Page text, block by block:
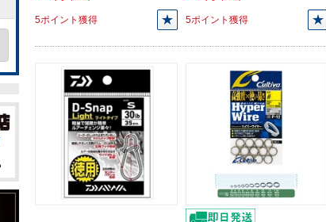
5ポイント獲得 5ポイント獲得